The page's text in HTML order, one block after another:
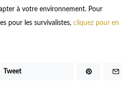
à votre environnement. Pour
pour les survivalistes, cliquez pour en
Tweet